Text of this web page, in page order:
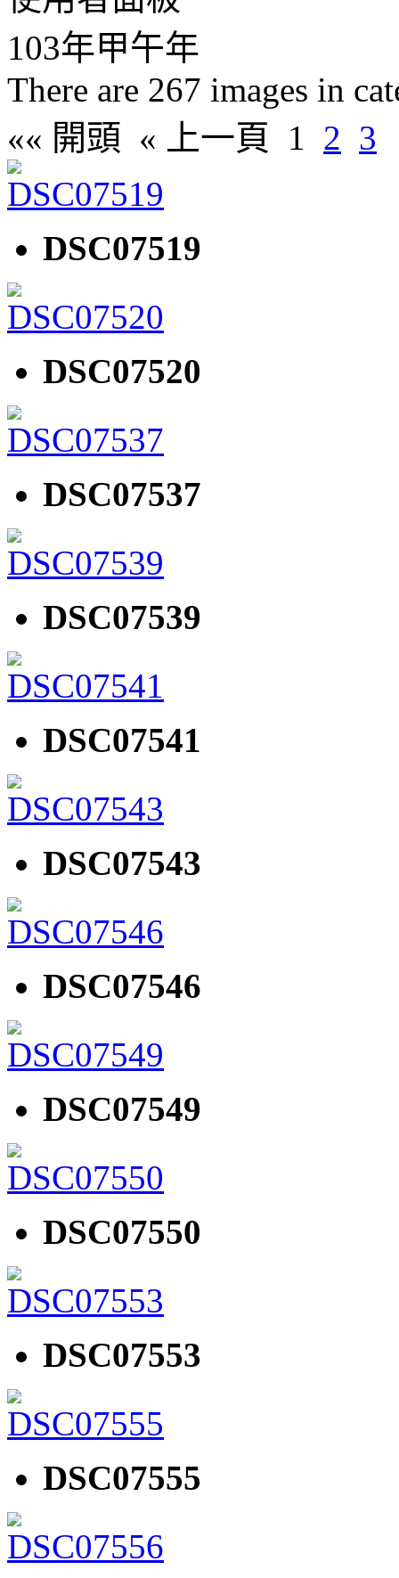
103年甲午年
There are 267 images in
«« 開頭 « 上一頁 1 2 3
DSC07519
DSC07520
DSC07537
DSC07539
DSC07541
DSC07543
DSC07546
DSC07549
DSC07550
DSC07553
DSC07555